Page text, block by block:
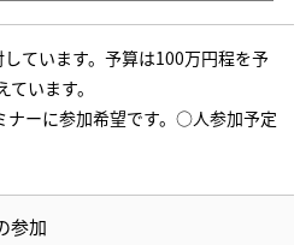
ています。予算は100万円程を予
います。
ーに参加希望です。○人参加予定
参加